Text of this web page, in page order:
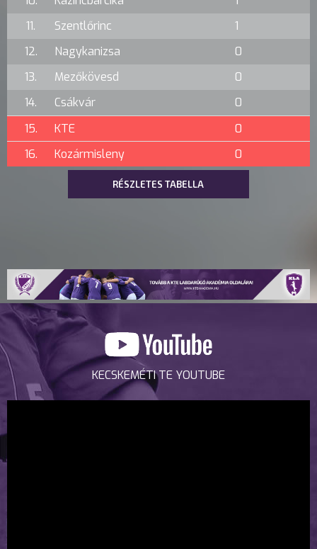
11.
Szentlőrinc
1
12.
Nagykanizsa
0
13.
Mezőkövesd
0
14.
Csákvár
0
15.
KTE
0
16.
Kozármisleny 0
RÉSZLETES TABELLA
KECSKEMÉTI TE YOUTUBE